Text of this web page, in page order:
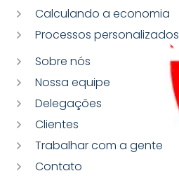
Calculando a economia
Processos personalizados
Sobre nós
Nossa equipe
Delegações
Clientes
Trabalhar com a gente
Contato